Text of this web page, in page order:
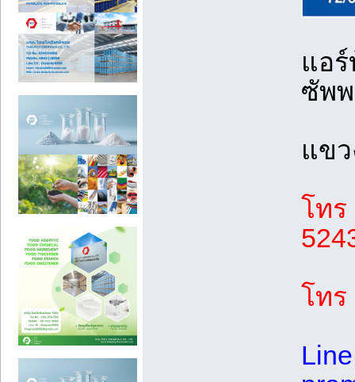
แอ
ซัพ
แข
โทร
โทร